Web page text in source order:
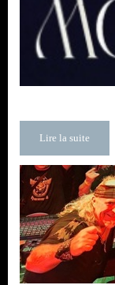
Lire la suite